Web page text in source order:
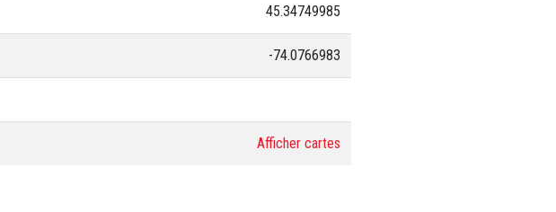
45.34749985
-74.0766983
Afficher cartes